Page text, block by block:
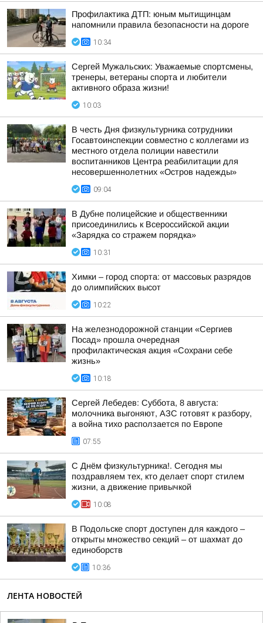
Профилактика ДТП: юным мытищинцам
напомнили правила безопасности на дороге
10:34
Сергей Мужальских: Уважаемые спортсмены,
тренеры, ветераны спорта и любители
активного образа жизни!
10:03
В честь Дня физкультурника сотрудники
Госавтоинспекции совместно с коллегами из
местного отдела полиции навестили
воспитанников Центра реабилитации для
несовершеннолетних «Остров надежды»
09:04
В Дубне полицейские и общественники
присоединились к Всероссийской акции
«Зарядка со стражем порядка»
10:31
Химки – город спорта: от массовых разрядов
до олимпийских высот
10:22
На железнодорожной станции «Сергиев
Посад» прошла очередная
профилактическая акция «Сохрани себе
жизнь»
10:18
Сергей Лебедев: Суббота, 8 августа:
молочника выгоняют, АЗС готовят к разбору,
а война тихо расползается по Европе
07:55
С Днём физкультурника!. Сегодня мы
поздравляем тех, кто делает спорт стилем
жизни, а движение привычкой
10:08
В Подольске спорт доступен для каждого –
открыты множество секций – от шахмат до
единоборств
10:36
ЛЕНТА НОВОСТЕЙ